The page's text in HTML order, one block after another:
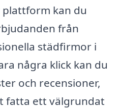
plattform kan du
från
städfirmor i
några klick kan du
och recensioner,
fatta ett välgrundat